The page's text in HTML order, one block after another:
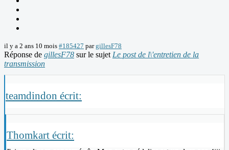
il y a 2 ans 10 mois #185427 pargillesF78
Réponse de gillesF78 sur le sujet Le post de l\'entretien de la
transmission
teamdindon écrit:
Thomkart écrit: